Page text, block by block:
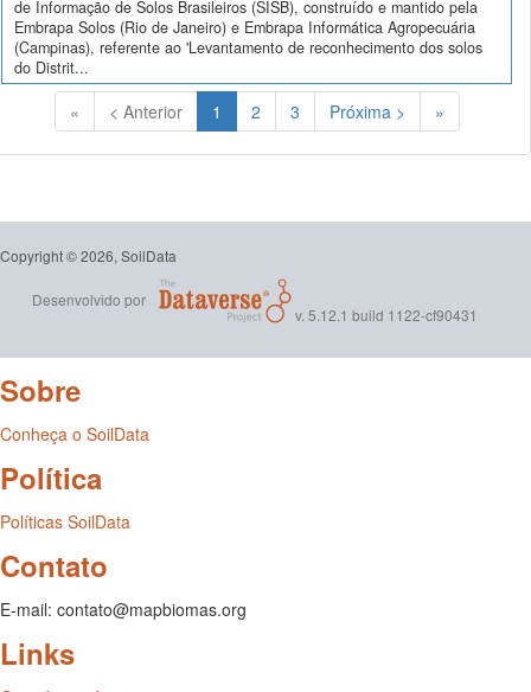
de Informação de Solos Brasileiros (SISB), construído e mantido pela
Embrapa Solos (Rio de Janeiro) e Embrapa Informática Agropecuária
(Campinas), referente ao 'Levantamento de reconhecimento dos solos
do Distrit...
« < Anterior 1 (Atual)
2 3 Próxima > »
Copyright © 2026, SoilData
Desenvolvido por
v. 5.12.1 build 1122-cf90431
Sobre
Conheça o SoilData
Política
Políticas SoilData
Contato
E-mail: contato@mapbiomas.org
Links